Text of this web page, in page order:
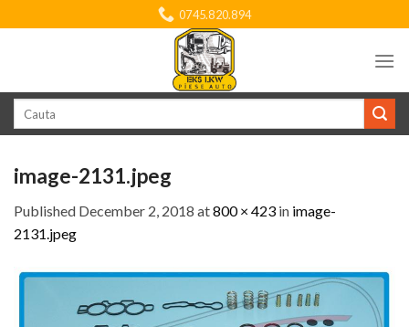
to
0745.820.894
image-2131.jpeg
Published December 2, 2018 at800 × 423 in image-
2131.jpeg